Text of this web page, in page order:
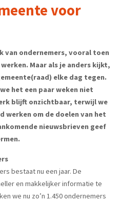
voor
van ondernemers, vooral toen
Maar als je anders kijkt,
elke dag tegen.
het een paar weken niet
blijft onzichtbaar, terwijl we
werken om de doelen van het
nieuwsbrieven geef
bestaat nu een jaar. De
en makkelijker informatie te
we nu zo’n 1.450 ondernemers